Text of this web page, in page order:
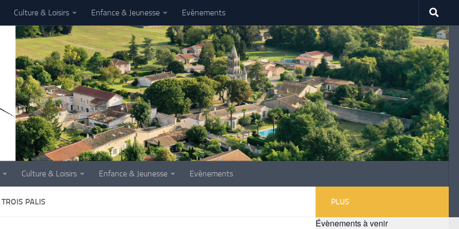
Culture & Loisirs Enfance & Jeunesse Evènements
Culture & Loisirs Enfance & Jeunesse Evènements
PALIS PLUS
Évènements à venir